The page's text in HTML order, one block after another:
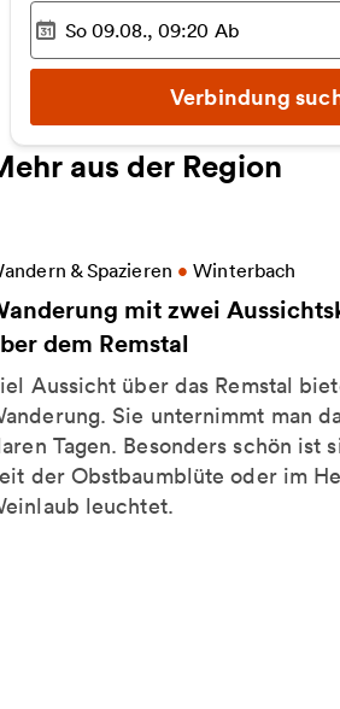
Ausgewählter Zeitpunkt
So 09.08., 09:20 Ab
Verbindung
aus der Region
& Spazieren • Winterbach
mit zwei
dem Remstal
Aussicht über das Remstal
Sie unternimmt man
Tagen. Besonders schön ist
der Obstbaumblüte oder im
leuchtet.
Informationen zu